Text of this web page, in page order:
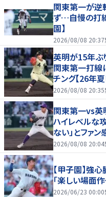
関東第一が逆
ず…自慢の打
園】
2026/08/08 20:37
英明が15年ぶ
関東第一打線
チング【26年
2026/08/08 20:35
関東第一vs英
ハイレベルな
ない」とファン
2026/08/08 20:04
【甲子園】強
「楽しい場面
2026/06/23 00:00